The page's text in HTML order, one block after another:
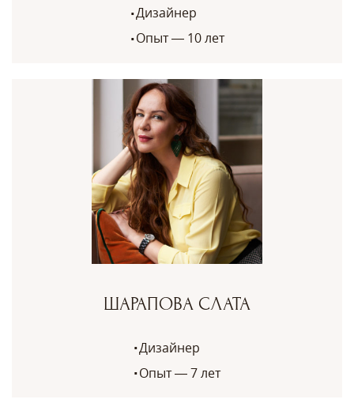
Дизайнер
Опыт — 10 лет
ШАРАПОВА СЛАТА
Дизайнер
Опыт — 7 лет